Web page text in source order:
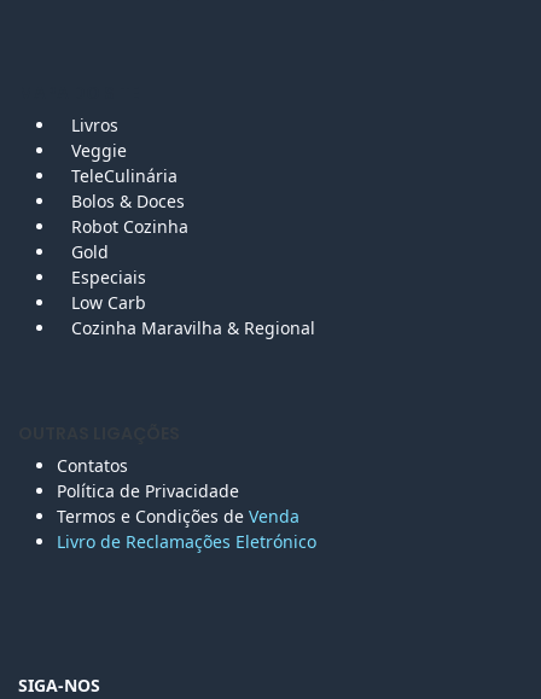
Livros
Veggie
TeleCulinária
Bolos & Doces
Robot Cozinha
Gold
Especiais
Low Carb
Cozinha Maravilha & Regional
Contatos
Política de Privacidade
Termos e Condições de Venda
Livro de Reclamações Eletrónico
SIGA-NOS